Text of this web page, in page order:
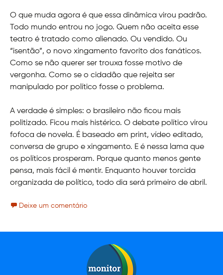
O que muda agora é que essa dinâmica virou padrão.
Todo mundo entrou no jogo. Quem não aceita esse
teatro é tratado como alienado. Ou vendido. Ou
“isentão”, o novo xingamento favorito dos fanáticos.
Como se não querer ser trouxa fosse motivo de
vergonha. Como se o cidadão que rejeita ser
manipulado por político fosse o problema.
A verdade é simples: o brasileiro não ficou mais
politizado. Ficou mais histérico. O debate político virou
fofoca de novela. É baseado em print, vídeo editado,
conversa de grupo e xingamento. E é nessa lama que
os políticos prosperam. Porque quanto menos gente
pensa, mais fácil é mentir. Enquanto houver torcida
organizada de político, todo dia será primeiro de abril.
Deixe um comentário